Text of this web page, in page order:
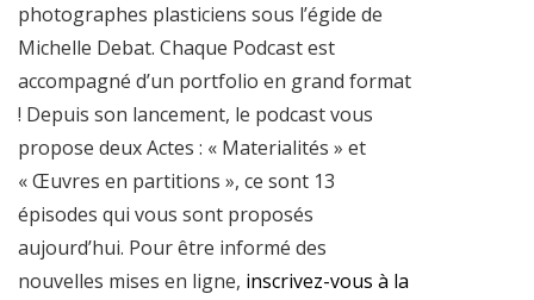
photographes plasticiens sous l’égide de
Michelle Debat. Chaque Podcast est
accompagné d’un portfolio en grand format
! Depuis son lancement, le podcast vous
propose deux Actes : « Materialités » et
« Œuvres en partitions », ce sont 13
épisodes qui vous sont proposés
aujourd’hui. Pour être informé des
nouvelles mises en ligne, inscrivez-vous à la